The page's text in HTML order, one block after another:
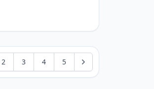
2 3 4 5